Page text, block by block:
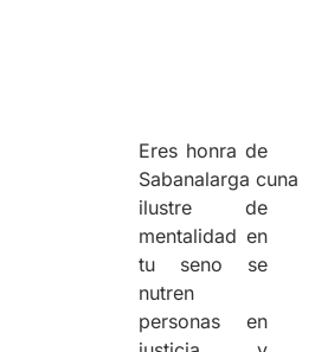
Eres honra de
Sabanalarga cuna
ilustre de
mentalidad en
tu seno se
nutren
personas en